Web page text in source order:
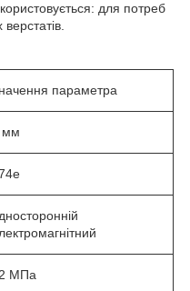
для потреб
параметра
мм
МПа